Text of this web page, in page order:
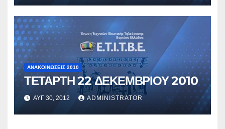
ΑΝΑΚΟΙΝΏΣΕΙΣ 2010
ΤΕΤΑΡΤΗ 22 ΔΕΚΕΜΒΡΙΟΥ 2010
ΑΥΓ 30, 2012 ADMINISTRATOR